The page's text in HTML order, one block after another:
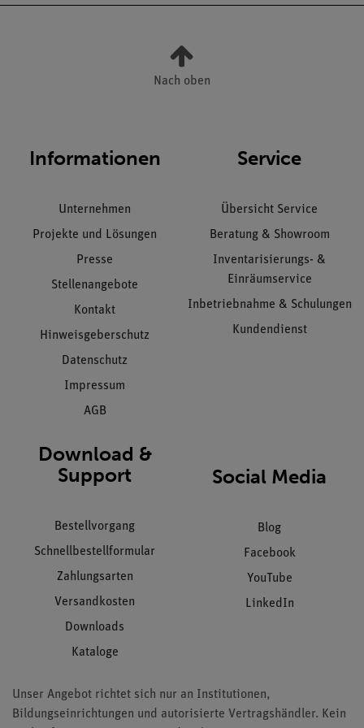
Nach oben
Informationen
Unternehmen
Projekte und Lösungen
Presse
Stellenangebote
Kontakt
Hinweisgeberschutz
Datenschutz
Impressum
AGB
Service
Übersicht Service
Beratung & Showroom
Inventarisierungs- &
Einräumservice
Inbetriebnahme & Schulungen
Kundendienst
Download &
Support
Bestellvorgang
Schnellbestellformular
Zahlungsarten
Versandkosten
Downloads
Kataloge
Social Media
Blog
Facebook
YouTube
LinkedIn
Unser Angebot richtet sich nur an Institutionen,
Bildungseinrichtungen und autorisierte Vertragshändler. Kein